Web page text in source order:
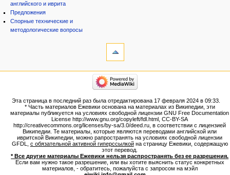
английского и иврита
Предложения
Спорные технические и
методологические вопросы
Версия
для
Постоянная
ссылка
Сведения
о странице
категории
Народ
Проекты
Проекты/Участники/
дополнения
Публикации:Авторы
Публикации:Статьи по типу
Темы
ежевиковый куст
ЕжеВиКа,Еврейская Вики-
Эта страница в последний раз была отредактирована 17 февраля 2024 в 09:33.
* Часть материалов Ежевики основана на материалах из Википедии, эти
материалы публикуется на условиях свободной лицензии GNU Free Documentation
License http://www.gnu.org/copyleft/fdl.html, CC-BY-SA
http://creativecommons.org/licenses/by-sa/3.0/deed.ru, в соответствии с лицензией
Википедии. Те материалы, которые являются переводами английской или
ивритской Википедии, можно рапространять на условиях свободной лицензии
GFDL, с обязательной активной гиперссылкойна страницу Ежевики, содержащую
этот перевод.
* Все другие материалы Ежевики нельзя распространять без ее разрешения.
Если вам нужно такое разрешение, или вы хотите выяснить статус конкретных
материалов, - обратитесь, пожалуйста с запросом на мэйл